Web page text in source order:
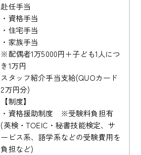
赴任手当
・資格手当
・住宅手当
・家族手当
※配偶者1万5000円＋子ども1人につ
き1万円
スタッフ紹介手当支給(QUOカード
2万円分)
【制度】
・資格援助制度 ※受験料負担有
(英検・TOEIC・秘書技能検定、サ
ービス系、語学系などの受験費用を
負担など)